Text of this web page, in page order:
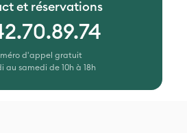
et réservations
d'appel gratuit
au samedi de 10h à 18h